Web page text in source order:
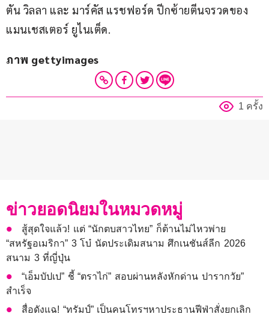
ตัน วิลลา และ มาร์คัส แรชฟอร์ด ปีกซ้ายตีนจรวดของ
แมนเชสเตอร์ ยูไนเต็ด.
ภาพ gettyimages
1 ครั้ง
ข่าวยอดนิยมในหมวดหมู่
สู้สุดใจแล้ว! แต่ “นักตบสาวไทย” ก็ต้านไม่ไหวพ่าย
“สหรัฐอเมริกา” 3 โบ๋ นัดประเดิมสนาม ศึกเนชันส์ลีก 2026
สนาม 3 ที่ญี่ปุ่น
“เอ็มบัปเป” ชี้ “ตราไก่” สอบผ่านหลังหักด่าน ปารากวัย”
สำเร็จ
สื่อดังแฉ! “ทรัมป์” เป็นคนโทรฯหาประธานฟีฟ่าสั่งยกเลิก